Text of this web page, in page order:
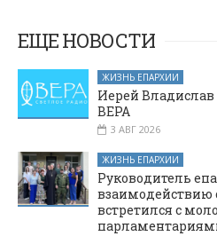
Рождеству
Христову
ЕЩЕ НОВОСТИ
ЖИЗНЬ ЕПАРХИИ
Иерей Владислав
ВЕРА
3 АВГ 2026
ЖИЗНЬ ЕПАРХИИ
Руководитель
взаимодействию
встретился с